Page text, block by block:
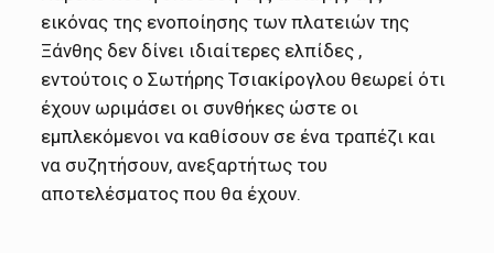
εικόνας της ενοποίησης των πλατειών της
Ξάνθης δεν δίνει ιδιαίτερες ελπίδες ,
εντούτοις ο Σωτήρης Τσιακίρογλου θεωρεί ότι
έχουν ωριμάσει οι συνθήκες ώστε οι
εμπλεκόμενοι να καθίσουν σε ένα τραπέζι και
να συζητήσουν, ανεξαρτήτως του
αποτελέσματος που θα έχουν.